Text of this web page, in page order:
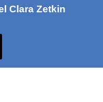
Clara Zetkin